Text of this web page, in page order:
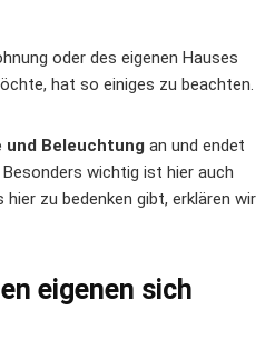
oder des eigenen Hauses
hat so einiges zu beachten.
und Beleuchtung an und endet
wichtig ist hier auch
hier zu bedenken gibt, erklären wir
eigenen sich